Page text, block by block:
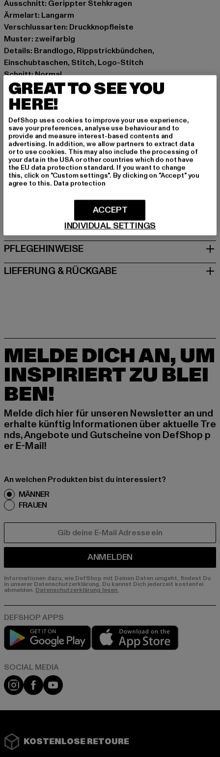
Ausschnitt: Gerippter Stehkragen
Ärmelart: Langarm
Verschlussarten: Druckknopfleiste
Muster: zweifarbig
Details: Brandlogo, Rippstrickbündchen,
Einschubtaschen, Stitch, Logo-Stitch
Schnitt: Normal
Marke: Fubu
Kat.: College Jackets
Farbe: schwarz, beige
Hersteller Farbe: black/offwhite/sand
Materialzusammensetzung: 70% Polyester, 30% Wolle
Art.Nr: 6185045-04575
Hersteller: Urban Styles Agency GmbH & Co. KG |
agentur@urbanstylesagency.com
GRÖSSE & PASSFORM
PFLEGEHINWEISE
LIEFERUNG & RÜCKGABE
MELDE DICH AN, UM
INSPIRIERT ZU BLEI
BEN!
Melde dich hier für unseren Newsletter an und
erhalte künftig Informationen über aktuelle Tre
nds, Angebote und Gutscheine von DefShop p
er E-Mail!
An welchen Produkten bist du interessiert?
MÄNNER
FRAUEN
ANMELDEN
Informationen dazu, wie DefShop mit Deinen Daten umgeht, findest Du
in unserer Datenschutzerklärung. Du kannst Dich jederzeit kostenfei
abmelden. Datenschutzerklärung lesen.
Play market
Instagram
FacebookYouTube
KOSTENLOSE RETOURE
GREAT TO SEE YOU
HERE!
DefShop uses cookies to improve your use experience,
save your preferences, analyse use behaviour and to
provide and measure interest-based contents and
advertising. In addition, we allow partners to extract data
or to use cookies. This may also include the processing of
your data in the USA or other countries which do not have
the EU data protection standard. If you want to change
this, click on "Custom settings". By clicking on "Accept" you
agree to this. Data protection
INDIVIDUAL SETTINGS
ACCEPT